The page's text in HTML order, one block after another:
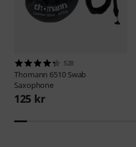
528
Thomann 6510 Swab
Saxophone
125 kr